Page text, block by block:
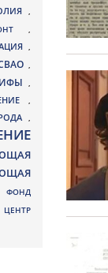
,
,
,
,
,
,
,
ФОНД
ЦЕНТР